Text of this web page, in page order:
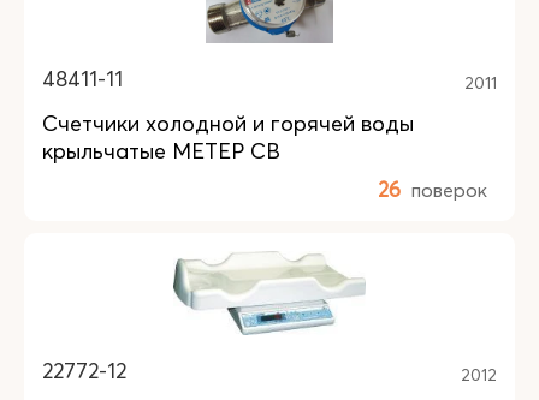
48411-11 2011
Счетчики холодной и горячей воды
крыльчатые МЕТЕР СВ
26 поверок
22772-12 2012